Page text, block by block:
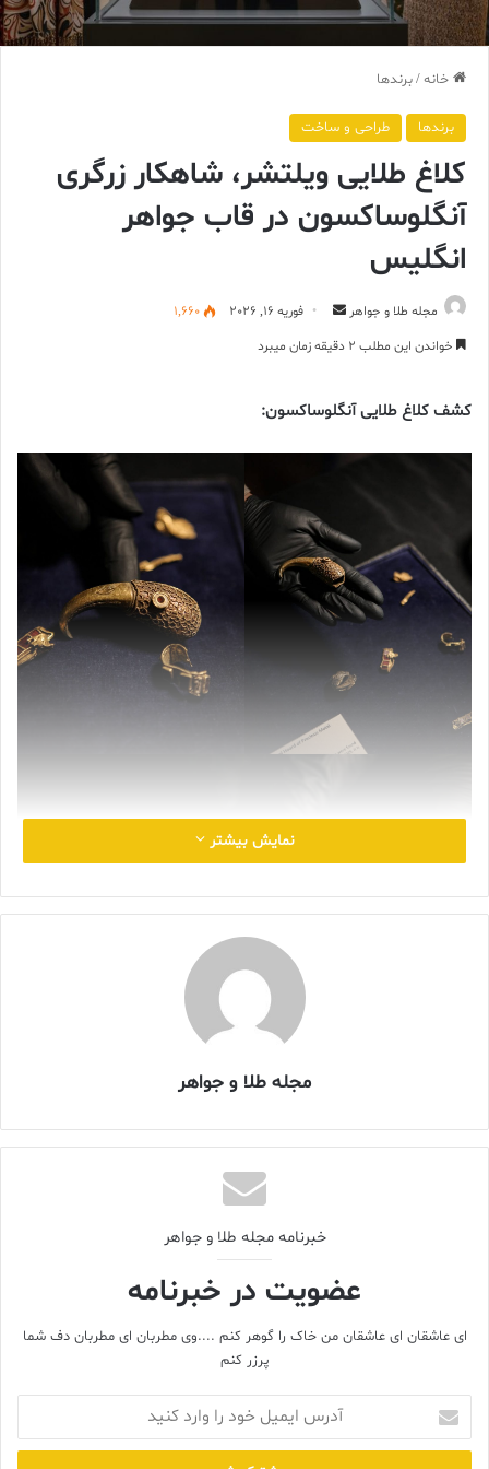
خانه/برندها
برندها طراحی و ساخت
کلاغ طلایی ویلتشر، شاهکار زرگری
آنگلوساکسون در قاب جواهر
انگلیس
مجله طلا و جواهر
ارسال فوریه 16, 2026
1,660
خواندن این مطلب 2 دقیقه زمان میبرد
کشف کلاغ طلایی آنگلوساکسون:
نگاه نزدیک به شاهکار زرگری قرن هفتم در یک زمین کشاورزی در
ویلتشر انگلستان، دو کاشف با فلزیاب، پل گولد و کریس فیلیپس، با
یافته‌ای روبه‌رو شدند که دنیای باستان‌شناسی و هنر فلزکاری را به
هیجان آورد. آن‌ها ابتدا یک نوار طلایی مرصع به گارنت کشف کردند و
کلاغ نمونه‌ای کم‌نظیر از هنر gold-and-garnet style است؛ تکنیکی که
در آن سنگ‌های گارنت با دقت در خانه‌بندی‌های طلایی جای می‌گیرند و
زیر آن‌ها فویل‌های موج‌دار یا «وافل» برای افزایش درخشش نور قرار داده
شده است.
نمایش بیشتر
مجله طلا و جواهر
خبرنامه مجله طلا و جواهر
عضویت در خبرنامه
ای عاشقان ای عاشقان من خاک را گوهر کنم ....وی مطربان ای مطربان دف شما
پرزر کنم
ایمیل
خود